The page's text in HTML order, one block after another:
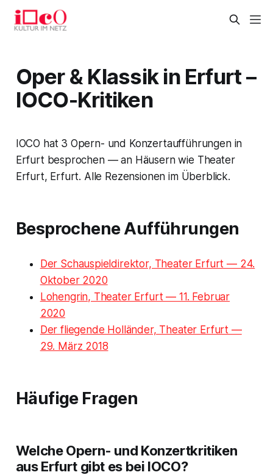
Oper & Klassik in Erfurt –
IOCO-Kritiken
IOCO hat 3 Opern- und Konzertaufführungen in
Erfurt besprochen — an Häusern wie Theater
Erfurt, Erfurt. Alle Rezensionen im Überblick.
Besprochene Aufführungen
Der Schauspieldirektor, Theater Erfurt — 24.
Oktober 2020
Lohengrin, Theater Erfurt — 11. Februar
2020
Der fliegende Holländer, Theater Erfurt —
29. März 2018
Häufige Fragen
Welche Opern- und Konzertkritiken
aus Erfurt gibt es bei IOCO?